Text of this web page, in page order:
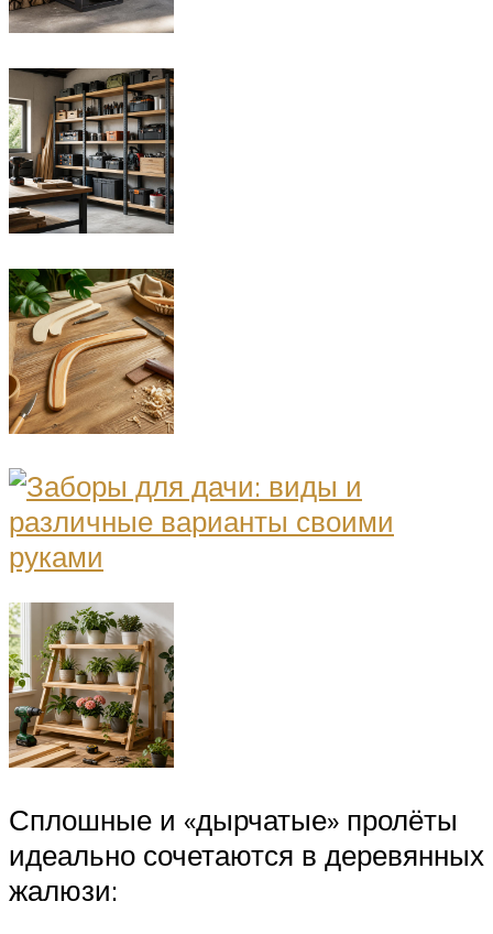
Сплошные и «дырчатые» пролёты
идеально сочетаются в деревянных
жалюзи: